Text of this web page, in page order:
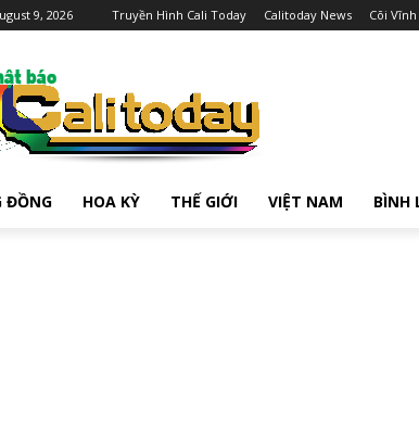
9, 2026 Truyền Hình Cali Today Calitoday News Cõi
ĐỒNG HOA KỲ THẾ GIỚI VIỆT NAM BÌNH